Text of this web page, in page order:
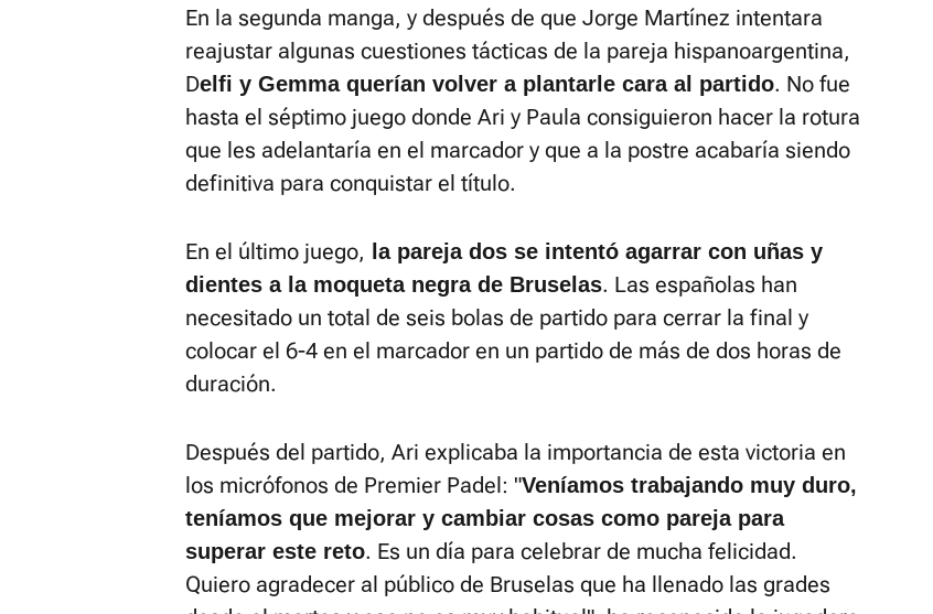
En la segunda manga, y después de que Jorge Martínez intentara
reajustar algunas cuestiones tácticas de la pareja hispanoargentina,
Delfi y Gemma querían volver a plantarle cara al partido. No fue
hasta el séptimo juego donde Ari y Paula consiguieron hacer la rotura
que les adelantaría en el marcador y que a la postre acabaría siendo
definitiva para conquistar el título.
En el último juego, la pareja dos se intentó agarrar con uñas y
dientes a la moqueta negra de Bruselas. Las españolas han
necesitado un total de seis bolas de partido para cerrar la final y
colocar el 6-4 en el marcador en un partido de más de dos horas de
duración.
Después del partido, Ari explicaba la importancia de esta victoria en
los micrófonos de Premier Padel: "Veníamos trabajando muy duro,
teníamos que mejorar y cambiar cosas como pareja para
superar este reto. Es un día para celebrar de mucha felicidad.
Quiero agradecer al público de Bruselas que ha llenado las grades